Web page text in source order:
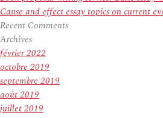
Cause and effect essay topics on current
Recent Comments
Archives
février 2022
octobre 2019
septembre 2019
août 2019
juillet 2019